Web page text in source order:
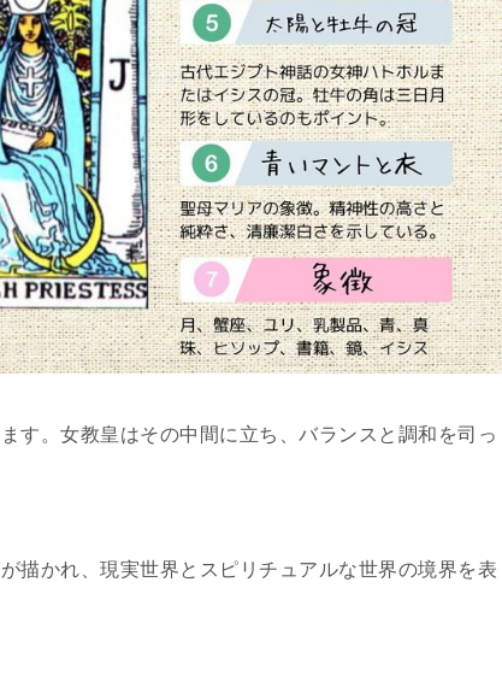
す。女教皇はその中間に立ち、バランスと調和を司っ
描かれ、現実世界とスピリチュアルな世界の境界を表